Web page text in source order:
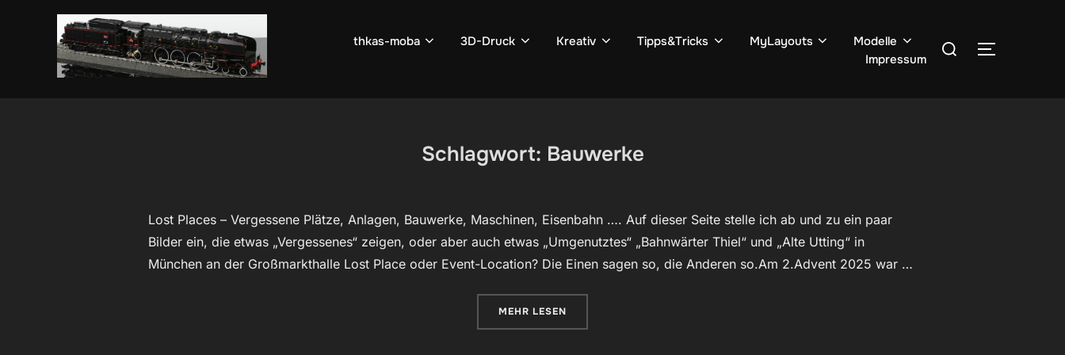
thkas-moba 3D-Druck Kreativ Tipps&Tricks MyLayouts
Modelle
Impressum
Suchen
nach:
Schlagwort: Bauwerke
Lost Places – Vergessene Plätze, Anlagen, Bauwerke, Maschinen, Eisenbahn …. Auf dieser Seite stelle ich ab und zu ein paar
Bilder ein, die etwas „Vergessenes“ zeigen, oder aber auch etwas „Umgenutztes“ „Bahnwärter Thiel“ und „Alte Utting“ in
München an der Großmarkthalle Lost Place oder Event-Location? Die Einen sagen so, die Anderen so.Am 2.Advent 2025 war …
MEHR ÜBER „LOST PLACES“
LESEN